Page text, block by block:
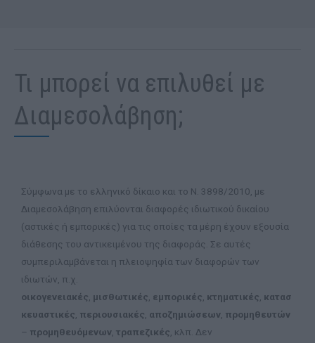
Τι μπορεί να επιλυθεί με
Διαμεσολάβηση;
Σύμφωνα με το ελληνικό δίκαιο και το Ν. 3898/2010, με
Διαμεσολάβηση επιλύονται διαφορές ιδιωτικού δικαίου
(αστικές ή εμπορικές) για τις οποίες τα μέρη έχουν εξουσία
διάθεσης του αντικειμένου της διαφοράς. Σε αυτές
συμπεριλαμβάνεται η πλειοψηφία των διαφορών των
ιδιωτών, π.χ.
οικογενειακές μισθωτικές εμπορικές κτηματικές κατασ
κευαστικές περιουσιακές αποζημιώσεων προμηθευτών
– προμηθευόμενων τραπεζικές , κλπ. Δεν